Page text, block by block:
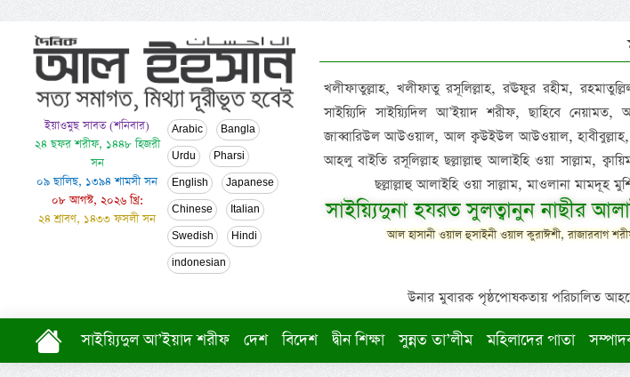
ইয়াওমুছ সাবত (শনিবার)
২৪ ছফর শরীফ, ১৪৪৮ হিজরী
সন
০৯ ছালিছ, ১৩৯৪ শামসী সন
০৮ আগস্ট, ২০২৬ খ্রি:
২৪ শ্রাবণ, ১৪৩৩ ফসলী সন
Arabic Bangla
Urdu Pharsi
English Japanese
Chinese Italian
Swedish Hindi
indonesian
খলীফাতুল্লাহ, খলীফাতু রসূলিল্লাহ, রঊফুর রহীম,
সাইয়্যিদি সাইয়্যিদিল আ’ইয়াদ শরীফ, ছাহিবে
জাব্বারিউল আউওয়াল, আল ক্বউইউল আউওয়াল, হাবীবুল্লাহ,
আহলু বাইতি রসূলিল্লাহ ছল্লাল্লাহু আলাইহি ওয়া সাল্লাম, ক্বায়িম
ছল্লাল্লাহু আলাইহি ওয়া সাল্লাম, মাওলানা মামদূহ
সাইয়্যিদুনা হযরত সুলত্বানুন নাছীর
আল হাসানী ওয়াল হুসাইনী ওয়াল কুরাঈশী, রাজারবাগ
উনার মুবারক পৃষ্ঠপোষকতায় পরিচালিত
সাইয়্যিদুল আ’ইয়াদ শরীফ দেশ বিদেশ দ্বীন শিক্ষা সুন্নত তা’লীম মহিলাদের পাতা